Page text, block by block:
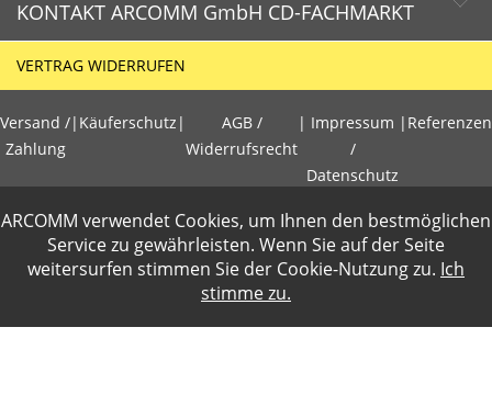
ARCOMM verwendet Cookies, um Ihnen den bestmöglichen
Service zu gewährleisten. Wenn Sie auf der Seite
weitersurfen stimmen Sie der Cookie-Nutzungzu. Ich
stimme zu.
CD-FACHMARKT.de
Schnelle Lieferzeiten
Käuferschutz
Sichere Zahlung mit SSL-Verschlüsselung
PCI DSS geprüft
perfekter Schutz gegen kriminelle Angriffe
Sicheres Bezahlen mit Kreditkarte
KONTAKT ARCOMM GmbH CD-FACHMARKT
+49 (0)30 351 26 92 80
info@cd-fachmarkt.de
VERTRAG WIDERRUFEN
Versand /
Zahlung
Käuferschutz
AGB /
Widerrufsrecht
Impressum
/
Datenschutz
Referenzen
Gewerbetreibende loggen sich bitte ein f�r die Anzeige der
Nettopreise. Preisangaben inkl.19% MwSt und zzgl.Service- und
Versandkosten